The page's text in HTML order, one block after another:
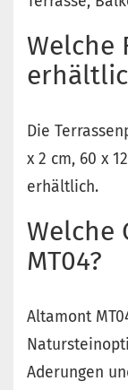
Welche
Die
x 2 cm, 60 x
erhältlich.
Welche
MT04?
Altamont
Aderungen